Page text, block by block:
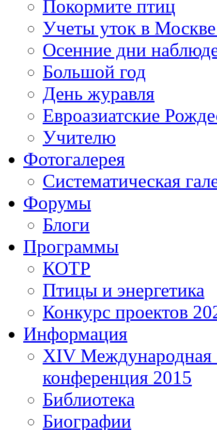
Покормите птиц
Учеты уток в
Осенние дни
Большой год
День журавля
Евроазиатские
Учителю
Фотогалерея
Систематическая
Форумы
Блоги
Программы
КОТР
Птицы и энергетика
Конкурс проектов
Информация
XIV Международная
конференция 2015
Библиотека
Биографии